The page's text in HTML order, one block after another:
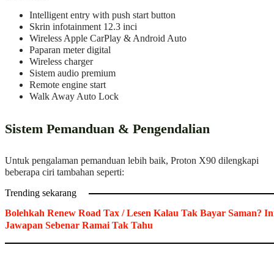
Intelligent entry with push start button
Skrin infotainment 12.3 inci
Wireless Apple CarPlay & Android Auto
Paparan meter digital
Wireless charger
Sistem audio premium
Remote engine start
Walk Away Auto Lock
Sistem Pemanduan & Pengendalian
Untuk pengalaman pemanduan lebih baik, Proton X90 dilengkapi
beberapa ciri tambahan seperti:
Trending sekarang
Bolehkah Renew Road Tax / Lesen Kalau Tak Bayar Saman?
Jawapan Sebenar Ramai Tak Tahu